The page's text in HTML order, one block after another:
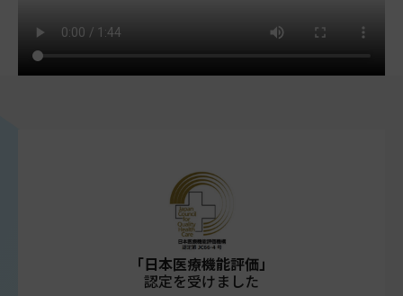
「日本医療機能評価」
認定を受けました